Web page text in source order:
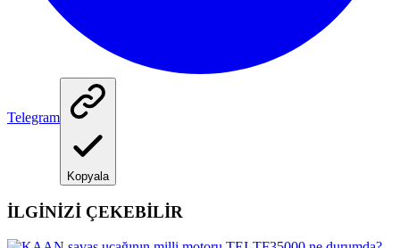
Telegram
Kopyala
İLGİNİZİ ÇEKEBİLİR